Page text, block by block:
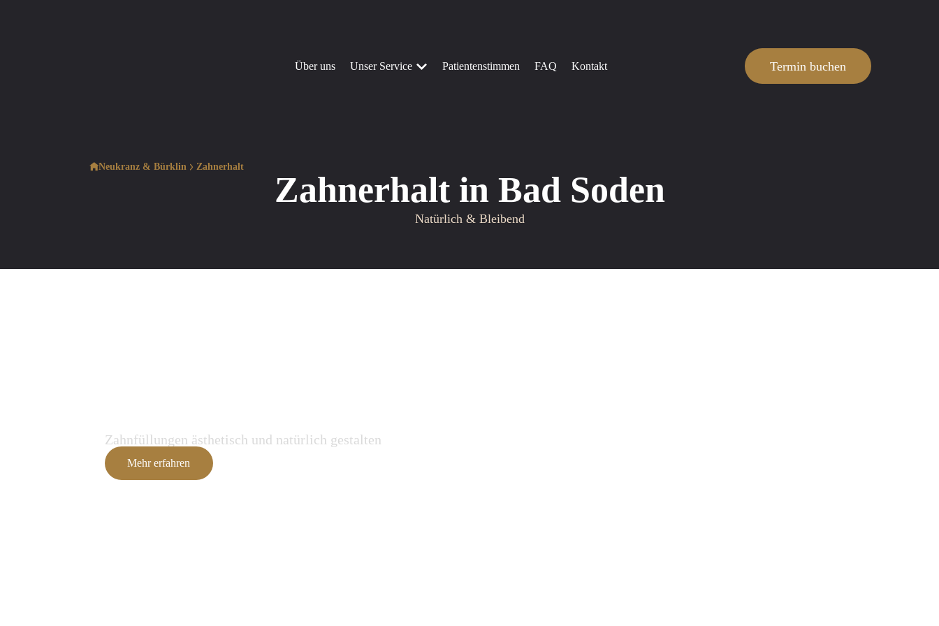
Über uns Unser Service Patientenstimmen FAQ Kontakt Termin buchen
Neukranz & Bürklin Zahnerhalt
Zahnerhalt in Bad Soden
Natürlich & Bleibend
Zahnfüllungen ästhetisch und natürlich gestalten
Mehr erfahren